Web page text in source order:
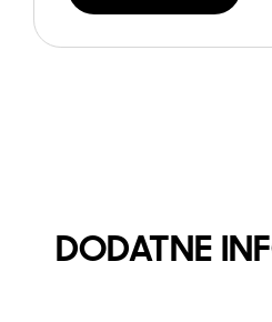
DODATNE